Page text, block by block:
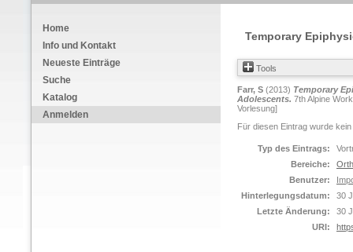
Home
Info und Kontakt
Neueste Einträge
Suche
Katalog
Anmelden
Temporary
Tools
Farr, S (2013) Temporary
Adolescents. 7th Alpine
Vorlesung]
Für diesen Eintrag wurde
Typ des Eintrags:
Bereiche:
Benutzer:
Hinterlegungsdatum:
30
Letzte Änderung:
30
URI: